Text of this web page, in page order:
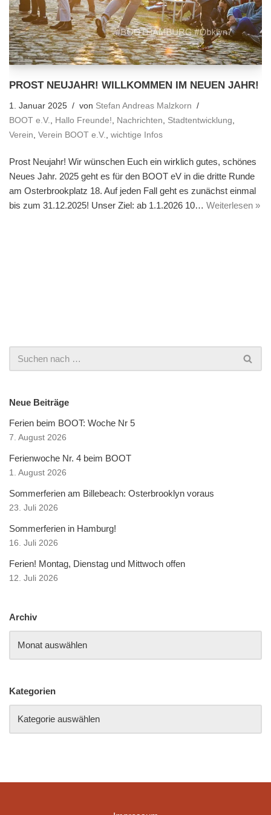
PROST NEUJAHR! WILLKOMMEN IM NEUEN JAHR!
1. Januar 2025 von Stefan Andreas Malzkorn
BOOT e.V.
Hallo Freunde! Nachrichten Stadtentwicklung
Verein Verein BOOT e.V. wichtige Infos
Prost Neujahr! Wir wünschen Euch ein wirklich gutes, schönes
Neues Jahr. 2025 geht es für den BOOT eV in die dritte Runde
am Osterbrookplatz 18. Auf jeden Fall geht es zunächst einmal
bis zum 31.12.2025! Unser Ziel: ab 1.1.2026 10… Weiterlesen »
Neue Beiträge
Ferien beim BOOT: Woche Nr 5
7. August 2026
Ferienwoche Nr. 4 beim BOOT
1. August 2026
Sommerferien am Billebeach: Osterbrooklyn voraus
23. Juli 2026
Sommerferien in Hamburg!
16. Juli 2026
Ferien! Montag, Dienstag und Mittwoch offen
12. Juli 2026
Archiv
Kategorien